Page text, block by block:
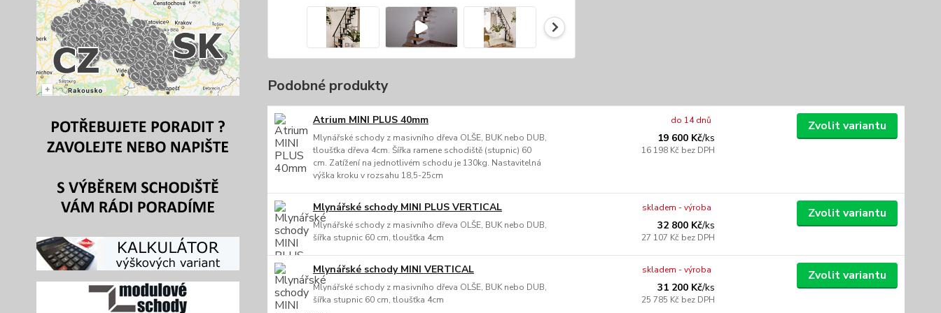
Podobné produkty
Atrium MINI PLUS 40mm
Mlynářské schody z masivního dřeva OLŠE, BUK nebo DUB,
tloušťka dřeva 4cm. Šířka ramene schodiště (stupnic) 60
cm. Zatížení na jednotlivém schodu je 130kg. Nastavitelná
výška kroku v rozsahu 18,5-25cm
19 600 Kč/ks
16 198 Kč bez DPH
do 14 dnů Zvolit variantu
Mlynářské schody MINI PLUS VERTICAL
Mlynářské schody z masivního dřeva OLŠE, BUK nebo DUB,
šířka stupnic 60 cm, tloušťka 4cm
32 800 Kč/ks
27 107 Kč bez DPH
skladem - výroba Zvolit variantu
Mlynářské schody MINI VERTICAL
Mlynářské schody z masivního dřeva OLŠE, BUK nebo DUB,
šířka stupnic 60 cm, tloušťka 4cm
31 200 Kč/ks
25 785 Kč bez DPH
skladem - výroba Zvolit variantu